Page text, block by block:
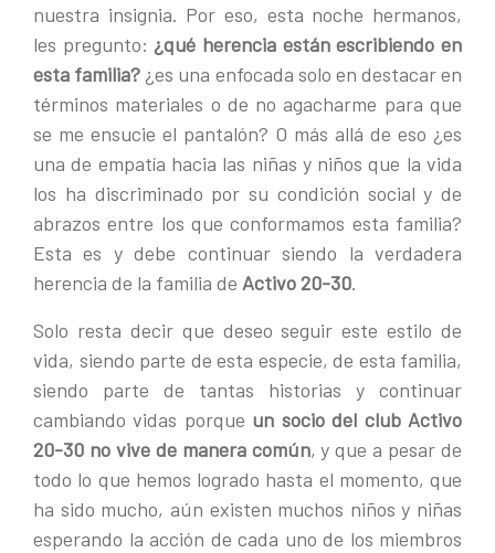
nuestra insignia. Por eso, esta noche hermanos,
les pregunto: ¿qué herencia están escribiendo en
esta familia? ¿es una enfocada solo en destacar en
términos materiales o de no agacharme para que
se me ensucie el pantalón? O más allá de eso ¿es
una de empatía hacia las niñas y niños que la vida
los ha discriminado por su condición social y de
abrazos entre los que conformamos esta familia?
Esta es y debe continuar siendo la verdadera
herencia de la familia de Activo 20-30.
Solo resta decir que deseo seguir este estilo de
vida, siendo parte de esta especie, de esta familia,
siendo parte de tantas historias y continuar
cambiando vidas porque un socio del club Activo
20-30 no vive de manera común, y que a pesar de
todo lo que hemos logrado hasta el momento, que
ha sido mucho, aún existen muchos niños y niñas
esperando la acción de cada uno de los miembros